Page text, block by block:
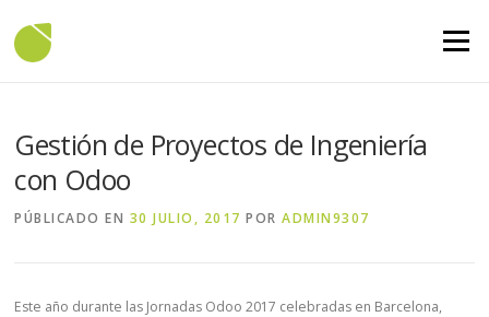
Menú
Gestión de Proyectos de Ingeniería
con Odoo
PÚBLICADO EN 30 JULIO, 2017 PORADMIN9307
Este año durante las Jornadas Odoo 2017 celebradas en Barcelona,